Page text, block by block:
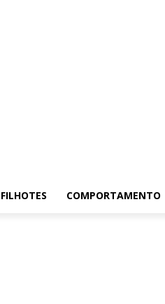
FILHOTES COMPORTAMENTO